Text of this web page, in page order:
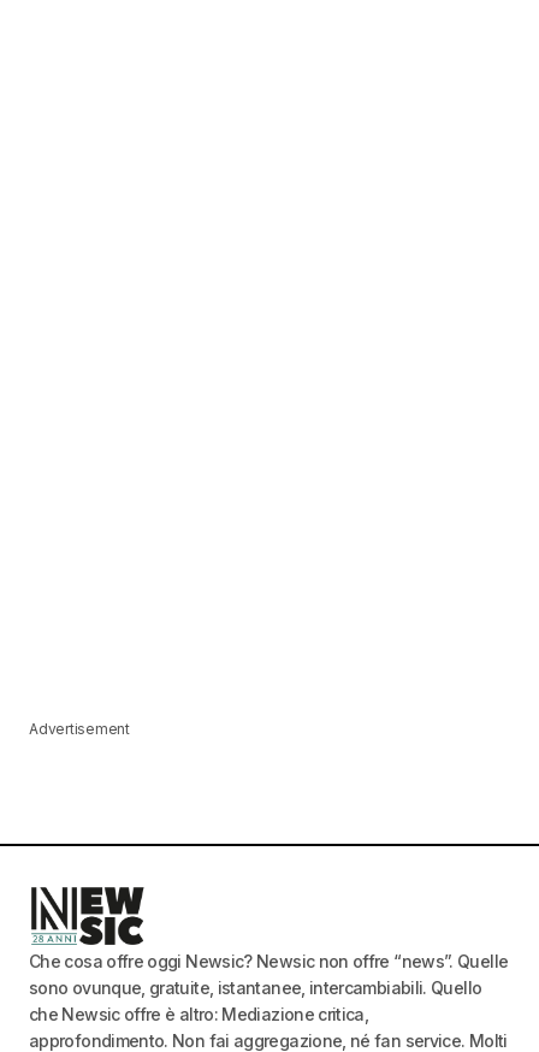
Advertisement
Che cosa offre oggi Newsic? Newsic non offre “news”. Quelle
sono ovunque, gratuite, istantanee, intercambiabili. Quello
che Newsic offre è altro: Mediazione critica,
approfondimento. Non fai aggregazione, né fan service. Molti